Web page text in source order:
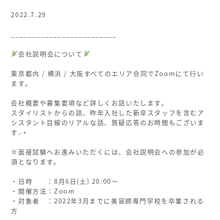
2022.7.29
会社説明会について
東京都内 / 横浜 / 大阪すべてのエリア合同でZoomにて行い
ます。
会社概要や募集要項など詳しくお話いたします。
スタイリストからの話、昨年入社した新卒スタッフを含むア
シスタント目線のリアルな話、質疑応答のお時間もございま
す⸝⋆
※面接試験へお進みいただくには、会社説明会への参加が必
須となります。
・日時 ：8月6日(土) 20:00〜
・開催方法：Zoom
・対象者 ：2022年3月までに美容師専門学校を卒業される
方